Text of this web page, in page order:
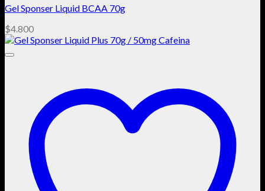
Gel Sponser Liquid BCAA 70g
$4.800